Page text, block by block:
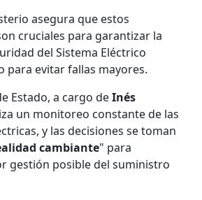
asegura que estos
cruciales para garantizar la
del Sistema Eléctrico
para evitar fallas mayores.
Estado, a cargo deInés
un monitoreo constante de las
y las decisiones se toman
cambiante" para
gestión posible del suministro